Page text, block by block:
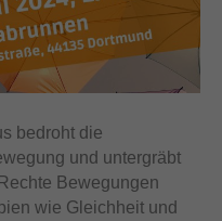
bedroht die
und untergräbt
Bewegungen
wie Gleichheit und